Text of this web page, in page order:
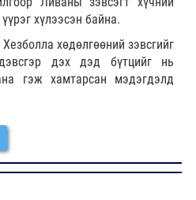
хүлээсэн байна.
хөдөлгөөний зэвсгийг
дэх дэд бүтцийг нь
гэж хамтарсан мэдэгдэлд